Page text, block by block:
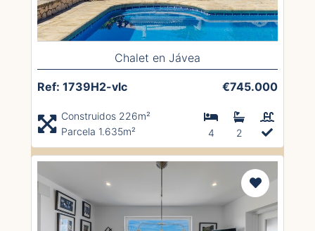
Chalet en Jávea
Ref: 1739H2-vlc €745.000
Construidos 226m²
Parcela 1.635m²
4 2